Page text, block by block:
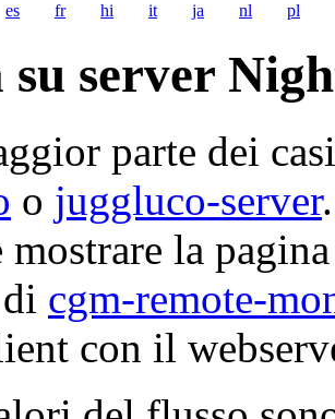
es fr hi it ja nl pl
server
parte dei
o juggluco-server
mostrare la
cgm-remote-
con il